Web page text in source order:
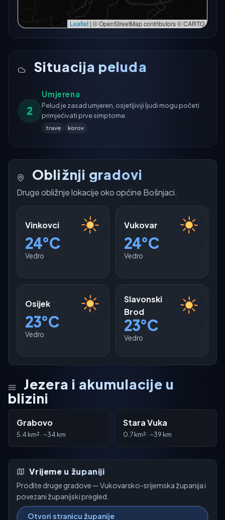
Leaflet | © OpenStreetMap contributors © CARTO
Situacija peluda
2
Umjerena
Pelud je zasad umjeren, osjetljiviji ljudi mogu početi
primjećivati prve simptome.
trave korov
Obližnji gradovi
Druge obližnje lokacije oko općine Bošnjaci.
Vinkovci
24°C
Vedro
Vukovar
24°C
Vedro
Osijek
23°C
Vedro
Slavonski
Brod
23°C
Vedro
Jezera i akumulacije u
blizini
Grabovo
5.4 km² · ~34 km
Stara Vuka
0.7 km² · ~39 km
Vrijeme u županiji
Prođite druge gradove — Vukovarsko-srijemska županija i
povezani županijski pregled.
Otvori stranicu županije